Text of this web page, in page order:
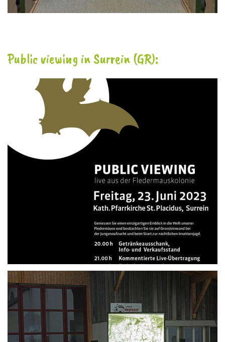
Public viewing in Surrein (GR):